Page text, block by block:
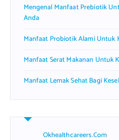
Mengenal Manfaat Prebiotik
Anda
Manfaat Probiotik Alami Untuk
Manfaat Serat Makanan Untuk
Manfaat Lemak Sehat Bagi
Okhealthcareers.com